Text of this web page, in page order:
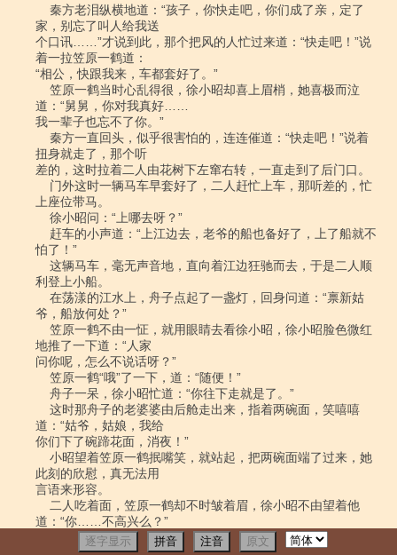
逐字显示 拼音 注音 原文